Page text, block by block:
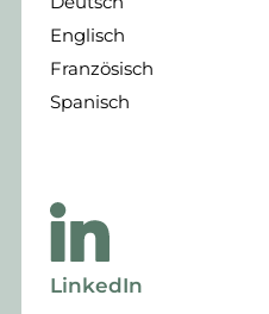
Englisch
Französisch
Spanisch
LinkedIn